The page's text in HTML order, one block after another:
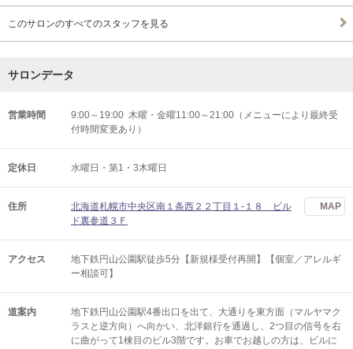
このサロンのすべてのスタッフを見る
サロンデータ
営業時間
9:00～19:00 木曜・金曜11:00～21:00（メニューにより最終受
付時間変更あり）
定休日 水曜日・第1・3木曜日
住所
北海道札幌市中央区南１条西２２丁目１-１８ ビル
ド裏参道３Ｆ
MAP
アクセス
地下鉄円山公園駅徒歩5分【新規様受付再開】【個室／アレルギ
ー相談可】
道案内
地下鉄円山公園駅4番出口を出て、大通りを東方面（マルヤマク
ラスと逆方向）へ向かい、北洋銀行を通過し、2つ目の信号を右
に曲がって1棟目のビル3階です。お車でお越しの方は、ビルに